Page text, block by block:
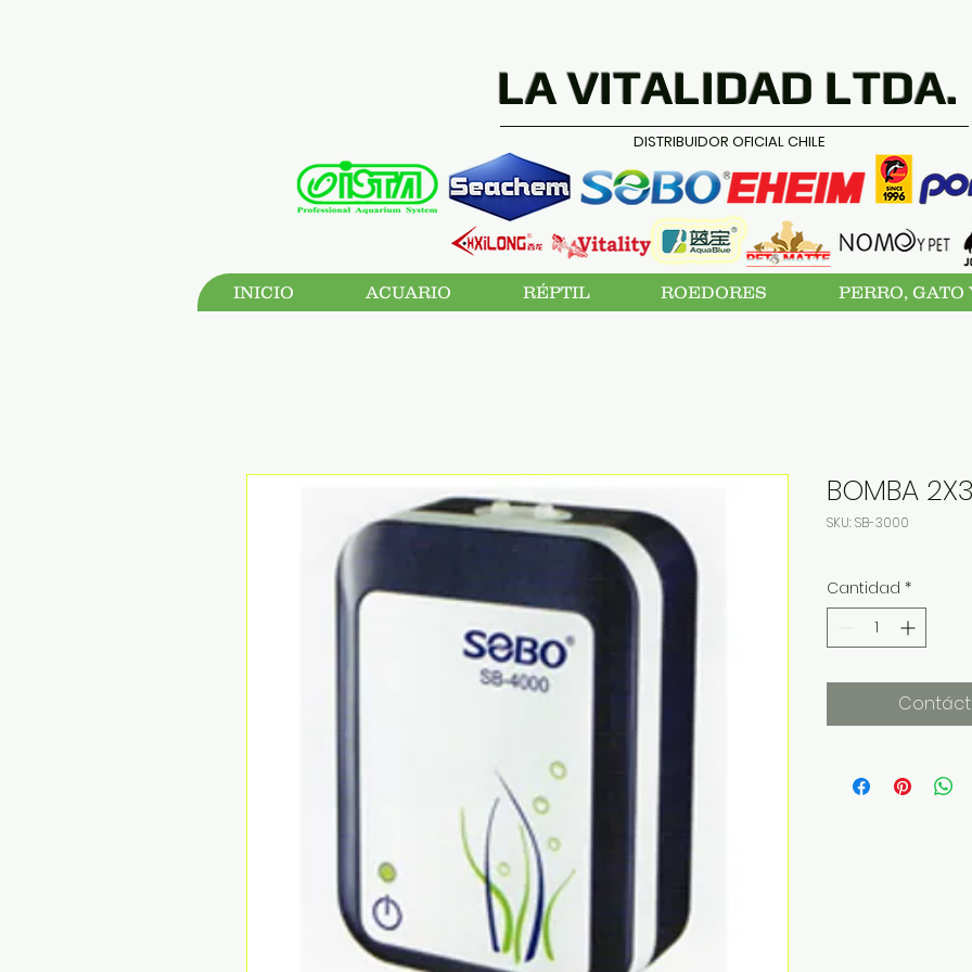
LA VITALIDAD LTDA.
DISTRIBUIDOR OFICIAL CHILE
INICIO ACUARIO RÉPTIL ROEDORES PERRO, GATO
BOMBA
SKU: SB-3000
Cantidad *